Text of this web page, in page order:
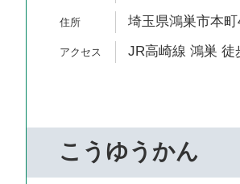
埼玉県鴻巣市本
JR高崎線 鴻巣 徒
こうゆうかん